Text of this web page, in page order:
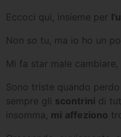
Eccoci qui, insieme per
Non so tu, ma io ho un
Mi fa star male
Sono triste quando perdo
sempre gli scontrini di
insomma, mi affeziono